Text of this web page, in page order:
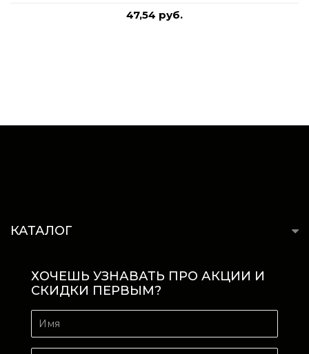
47,54 руб.
КАТАЛОГ
ХОЧЕШЬ УЗНАВАТЬ ПРО АКЦИИ И
СКИДКИ ПЕРВЫМ?